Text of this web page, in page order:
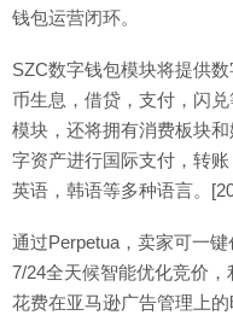
钱包运营闭环。
SZC数字钱包模块将提供
币生息，借贷，支付，闪
模块，还将拥有消费板块
字资产进行国际支付，转
英语，韩语等多种语言。
通过Perpetua，卖家可一
7/24全天候智能优化竞价
花费在亚马逊广告管理上的